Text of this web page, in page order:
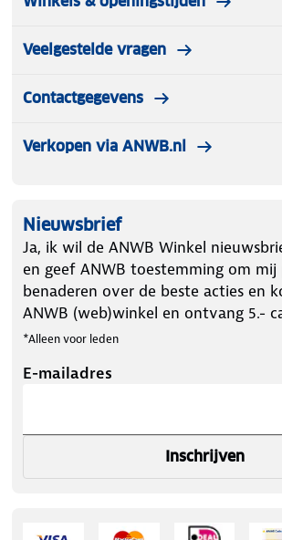
Veelgestelde vragen
Contactgegevens
Verkopen via ANWB.nl
Nieuwsbrief
Ja, ik wil de ANWB Winkel
en geef ANWB toestemming om
benaderen over de beste acties en
ANWB (web)winkel en ontvang 5.-
*Alleen voor leden
E-mailadres
Inschrijven